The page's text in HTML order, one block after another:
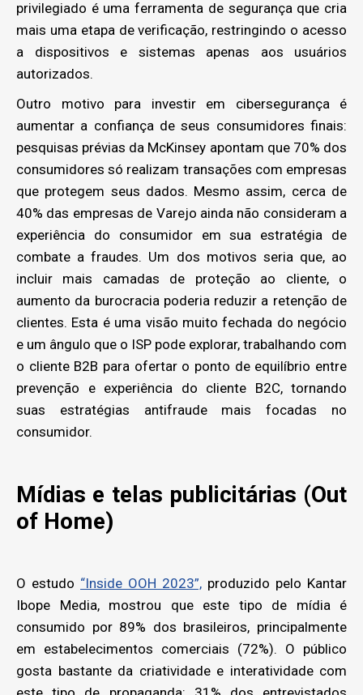
privilegiado é uma ferramenta de segurança que cria
mais uma etapa de verificação, restringindo o acesso
a dispositivos e sistemas apenas aos usuários
autorizados.
Outro motivo para investir em cibersegurança é
aumentar a confiança de seus consumidores finais:
pesquisas prévias da McKinsey apontam que 70% dos
consumidores só realizam transações com empresas
que protegem seus dados. Mesmo assim, cerca de
40% das empresas de Varejo ainda não consideram a
experiência do consumidor em sua estratégia de
combate a fraudes. Um dos motivos seria que, ao
incluir mais camadas de proteção ao cliente, o
aumento da burocracia poderia reduzir a retenção de
clientes. Esta é uma visão muito fechada do negócio
e um ângulo que o ISP pode explorar, trabalhando com
o cliente B2B para ofertar o ponto de equilíbrio entre
prevenção e experiência do cliente B2C, tornando
suas estratégias antifraude mais focadas no
consumidor.
Mídias e telas publicitárias (Out
of Home)
O estudo “Inside OOH 2023”, produzido pelo Kantar
Ibope Media, mostrou que este tipo de mídia é
consumido por 89% dos brasileiros, principalmente
em estabelecimentos comerciais (72%). O público
gosta bastante da criatividade e interatividade com